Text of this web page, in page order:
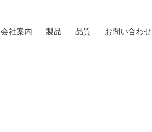
会社案内 製品 品質 お問い合わせ